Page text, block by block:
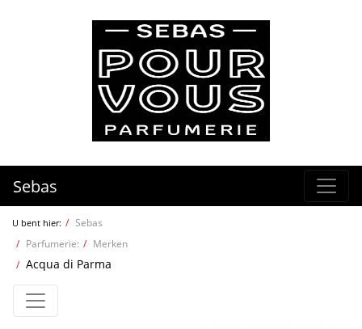
Sebas
U bent hier:
Sebas
Parfumerie:
Merken
Acqua di Parma